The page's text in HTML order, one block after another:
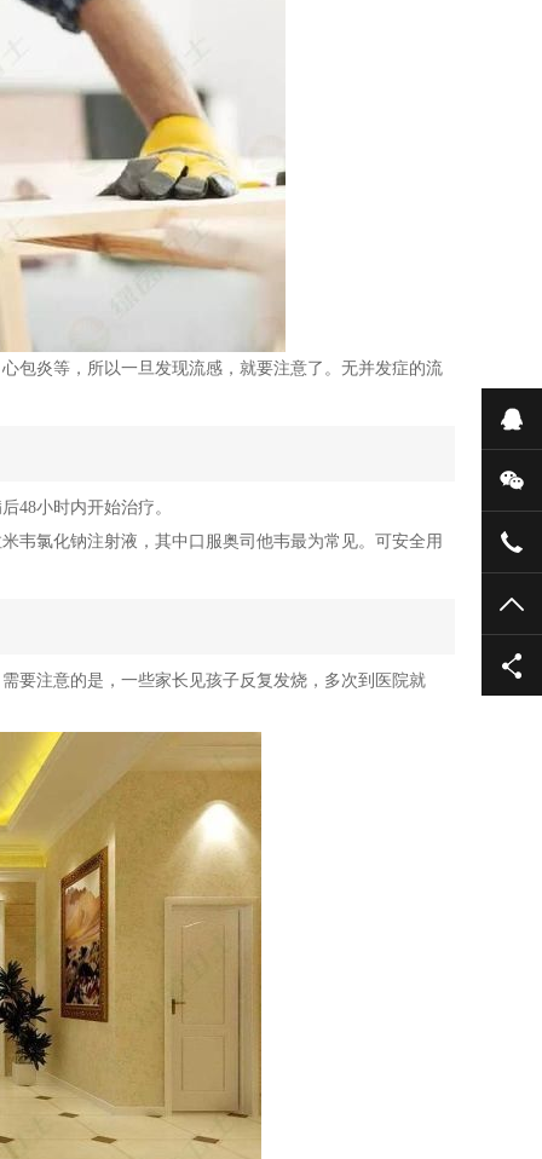
包炎等，所以一旦发现流感，就要注意了。无并发症的流
48小时内开始治疗。
韦氯化钠注射液，其中口服奥司他韦最为常见。可安全用
要注意的是，一些家长见孩子反复发烧，多次到医院就
在
微